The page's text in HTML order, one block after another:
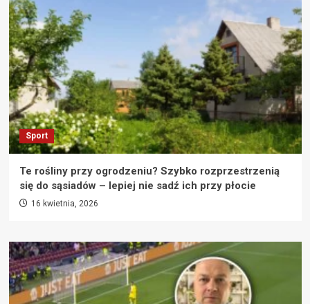
Sport
Te rośliny przy ogrodzeniu? Szybko rozprzestrzenią
się do sąsiadów – lepiej nie sadź ich przy płocie
16 kwietnia, 2026